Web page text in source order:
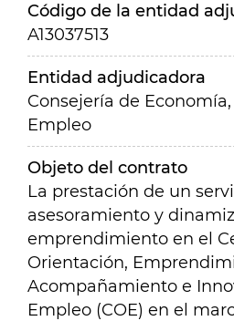
Código de la entidad
A13037513
Entidad adjudicadora
Consejería de
Empleo
Objeto del contrato
La prestación de un
asesoramiento y
emprendimiento en el
Orientación,
Acompañamiento e
Empleo (COE) en el